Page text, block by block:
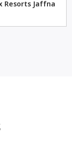
Resorts Jaffna